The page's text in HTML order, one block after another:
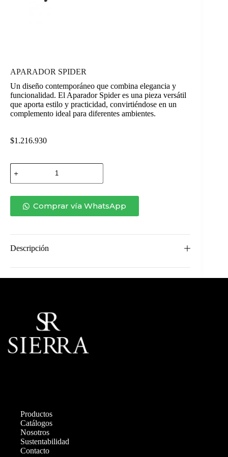
APARADOR SPIDER
Un diseño contemporáneo que combina elegancia y
funcionalidad. El Aparador Spider es una pieza versátil
que aporta estilo y practicidad, convirtiéndose en un
complemento ideal para diferentes ambientes.
$1.216.930
APARADOR
SPIDER
cantidad
Comprar vía WhatsApp
Descripción
Productos
Catálogos
Nosotros
Sustentabilidad
Contacto